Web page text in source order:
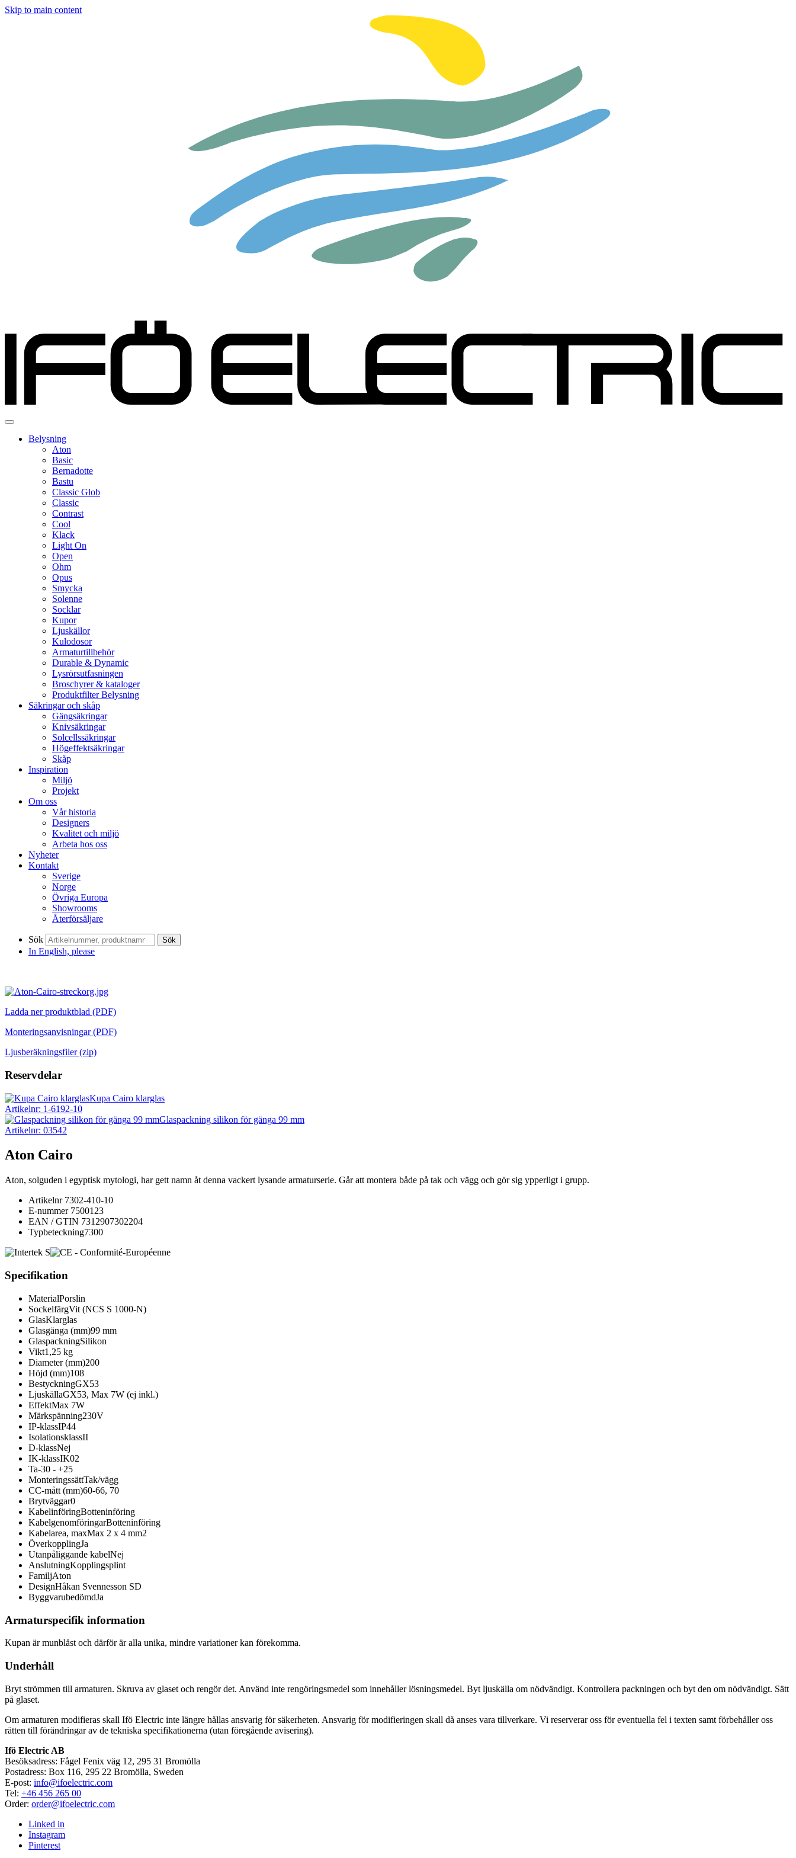
Skip to main content
Belysning
Aton
Basic
Bernadotte
Bastu
Classic Glob
Classic
Contrast
Cool
Klack
Light On
Open
Ohm
Opus
Smycka
Solenne
Socklar
Kupor
Ljuskällor
Kulodosor
Armaturtillbehör
Durable & Dynamic
Lysrörsutfasningen
Broschyrer & kataloger
Produktfilter Belysning
Säkringar och skåp
Gängsäkringar
Knivsäkringar
Solcellssäkringar
Högeffektsäkringar
Skåp
Inspiration
Miljö
Projekt
Om oss
Vår historia
Designers
Kvalitet och miljö
Arbeta hos oss
Nyheter
Kontakt
Sverige
Norge
Övriga Europa
Showrooms
Återförsäljare
Sök Sök
In English, please
Ladda ner produktblad (PDF)
Monteringsanvisningar (PDF)
Ljusberäkningsfiler (zip)
Reservdelar
Kupa Cairo klarglas
Artikelnr: 1-6192-10
Glaspackning silikon för gänga 99 mm
Artikelnr: 03542
Aton Cairo
Aton, solguden i egyptisk mytologi, har gett namn åt denna vackert lysande armaturserie. Går att montera både på tak och vägg och gör sig ypperligt i grupp.
Artikelnr7302-410-10
E-nummer7500123
EAN / GTIN 7312907302204
Typbeteckning7300
Specifikation
MaterialPorslin
SockelfärgVit (NCS S 1000-N)
GlasKlarglas
Glasgänga (mm)99 mm
GlaspackningSilikon
Vikt1,25 kg
Diameter (mm)200
Höjd (mm)108
BestyckningGX53
LjuskällaGX53, Max 7W (ej inkl.)
EffektMax 7W
Märkspänning230V
IP-klassIP44
IsolationsklassII
D-klassNej
IK-klassIK02
Ta-30 - +25
MonteringssättTak/vägg
CC-mått (mm)60-66, 70
Brytväggar0
KabelinföringBotteninföring
KabelgenomföringarBotteninföring
Kabelarea, maxMax 2 x 4 mm2
ÖverkopplingJa
Utanpåliggande kabelNej
AnslutningKopplingsplint
FamiljAton
DesignHåkan Svennesson SD
ByggvarubedömdJa
Armaturspecifik information
Kupan är munblåst och därför är alla unika, mindre variationer kan förekomma.
Underhåll
Bryt strömmen till armaturen. Skruva av glaset och rengör det. Använd inte rengöringsmedel som innehåller lösningsmedel. Byt ljuskälla om nödvändigt. Kontrollera packningen och byt den om nödvändigt. Sätt
på glaset.
Om armaturen modifieras skall Ifö Electric inte längre hållas ansvarig för säkerheten. Ansvarig för modifieringen skall då anses vara tillverkare. Vi reserverar oss för eventuella fel i texten samt förbehåller oss
rätten till förändringar av de tekniska specifikationerna (utan föregående avisering).
Ifö Electric AB
Besöksadress: Fågel Fenix väg 12, 295 31 Bromölla
Postadress: Box 116, 295 22 Bromölla, Sweden
E-post: info@ifoelectric.com
Tel: +46 456 265 00
Order: order@ifoelectric.com
Linked in
Instagram
Pinterest